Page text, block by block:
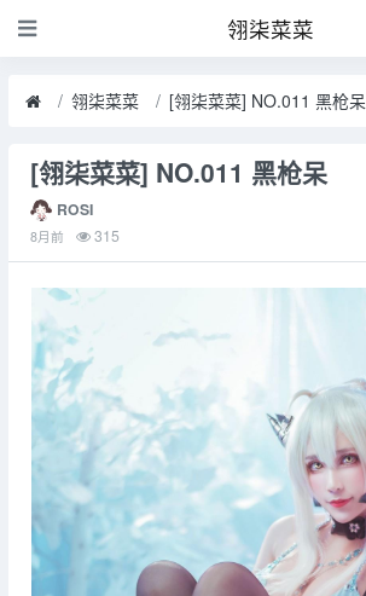
翎柒菜菜
翎柒菜菜 [翎柒菜菜] NO.011 黑枪呆
[翎柒菜菜] NO.011 黑枪呆
ROSI
8月前 315